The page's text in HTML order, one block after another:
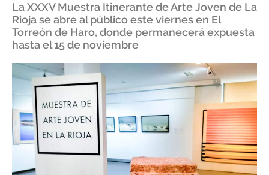
La XXXV Muestra Itinerante de Arte Joven de La
Rioja se abre al público este viernes en El
Torreón de Haro, donde permanecerá expuesta
hasta el 15 de noviembre